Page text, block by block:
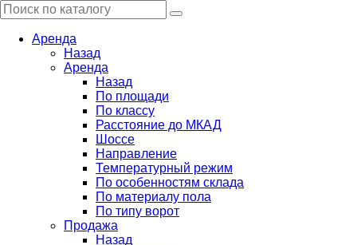
Аренда
Назад
Аренда
Назад
По площади
По классу
Расстояние до МКАД
Шоссе
Направление
Температурный режим
По особенностям склада
По материалу пола
По типу ворот
Продажа
Назад